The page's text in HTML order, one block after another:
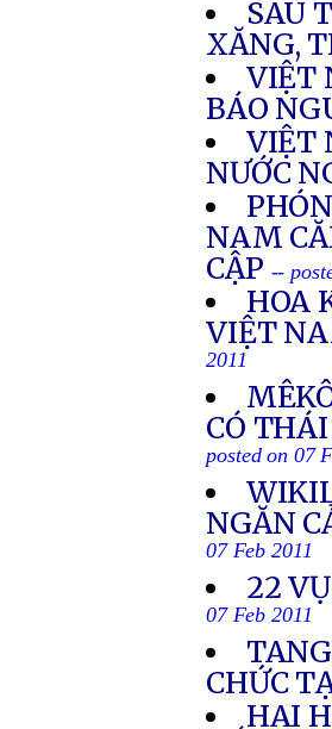
SAU
XĂNG,
VIỆT
BÁO
VIỆT
NƯỚC
NAM
CẬP --
HOA
VIỆT
2011
CÓ
posted on 07
NGĂN
07 Feb 2011
22
07 Feb 2011
CHỨC
HAI